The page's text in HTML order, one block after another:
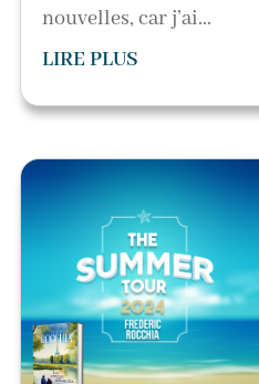
nouvelles, car j’ai...
LIRE PLUS